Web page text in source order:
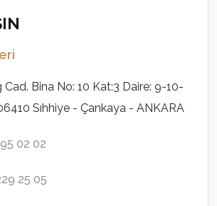
Bina No: 10 Kat:3 Daire: 9-10-
Sıhhiye - Çankaya - ANKARA
02 02
25 05